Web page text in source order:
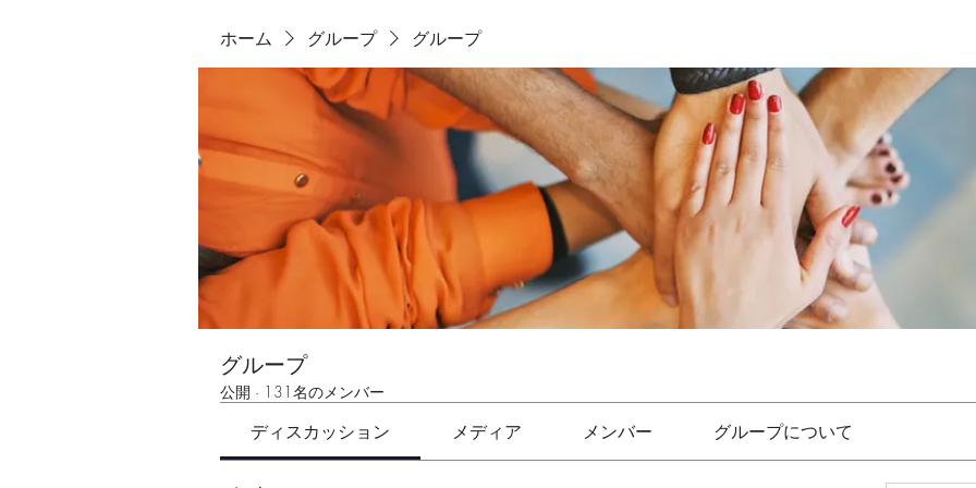
ホーム グループ グループ
グループ
公開 · 131名のメンバー
ディスカッション メディア メンバー グループについて